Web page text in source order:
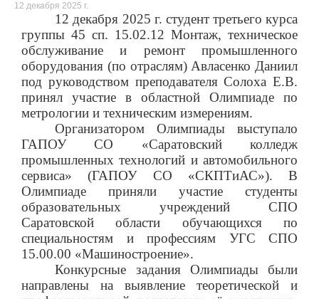
12 декабря 2025 г.
12 декабря 2025 г. студент третьего курса
группы 45 сп. 15.02.12 Монтаж, техническое
обслуживание и ремонт промышленного
оборудования (по отраслям) Авласенко Даниил
под руководством преподавателя Солоха Е.В.
принял участие в областной Олимпиаде по
метрологии и техническим измерениям.
Организатором Олимпиады выступало
ГАПОУ СО «Саратовский колледж
промышленных технологий и автомобильного
сервиса» (ГАПОУ СО «СКПТиАС»). В
Олимпиаде приняли участие студенты
образовательных учреждений СПО
Саратовской области обучающихся по
специальностям и профессиям УГС СПО
15.00.00 «Машиностроение».
Конкурсные задания Олимпиады были
направлены на выявление теоретической и